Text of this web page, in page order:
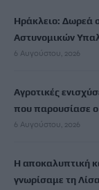
Ηράκλειο: Δωρεά
Αστυνομικών
6 Αυγούστου, 2026
Αγροτικές
που παρουσίασε
6 Αυγούστου, 2026
Η αποκαλυπτική
γνωρίσαμε τη